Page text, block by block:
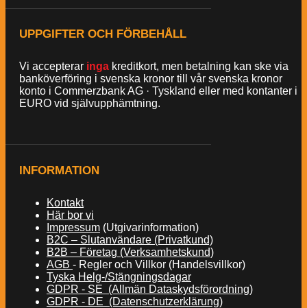
UPPGIFTER OCH FÖRBEHÅLL
Vi accepterar inga kreditkort, men betalning kan ske via
banköverföring i svenska kronor till vår svenska kronor
konto i Commerzbank AG · Tyskland eller med kontanter i
EURO vid självupphämtning.
INFORMATION
Kontakt
Här bor vi
Impressum (Utgivarinformation)
B2C – Slutanvändare (Privatkund)
B2B – Företag (Verksamhetskund)
AGB - Regler och Villkor (Handelsvillkor)
Tyska Helg-/Stängningsdagar
GDPR - SE (Allmän Dataskydsförordning)
GDPR - DE (Datenschutzerklärung)